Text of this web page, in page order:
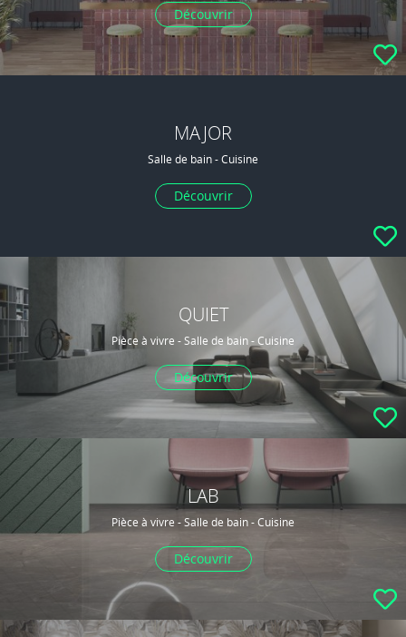
Découvrir
MAJOR
Salle de bain - Cuisine
Découvrir
QUIET
Pièce à vivre - Salle de bain - Cuisine
Découvrir
LAB
Pièce à vivre - Salle de bain - Cuisine
Découvrir